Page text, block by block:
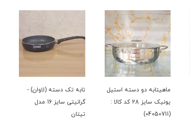
ماهیتابه دو دسته استیل
یونیک سایز 28 کد کالا :
(04050711)
تابه تک دسته (لاوان) -
گرانیتی سایز 16 مدل
تیتان